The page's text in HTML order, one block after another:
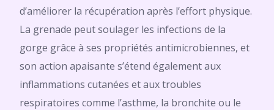
d’améliorer la récupération après l’effort physique.
La grenade peut soulager les infections de la
gorge grâce à ses propriétés antimicrobiennes, et
son action apaisante s’étend également aux
inflammations cutanées et aux troubles
respiratoires comme l’asthme, la bronchite ou le